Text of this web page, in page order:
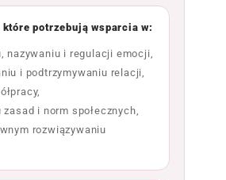
potrzebują wsparcia w:
nazywaniu i regulacji emocji,
i podtrzymywaniu relacji,
zasad i norm społecznych,
rozwiązywaniu